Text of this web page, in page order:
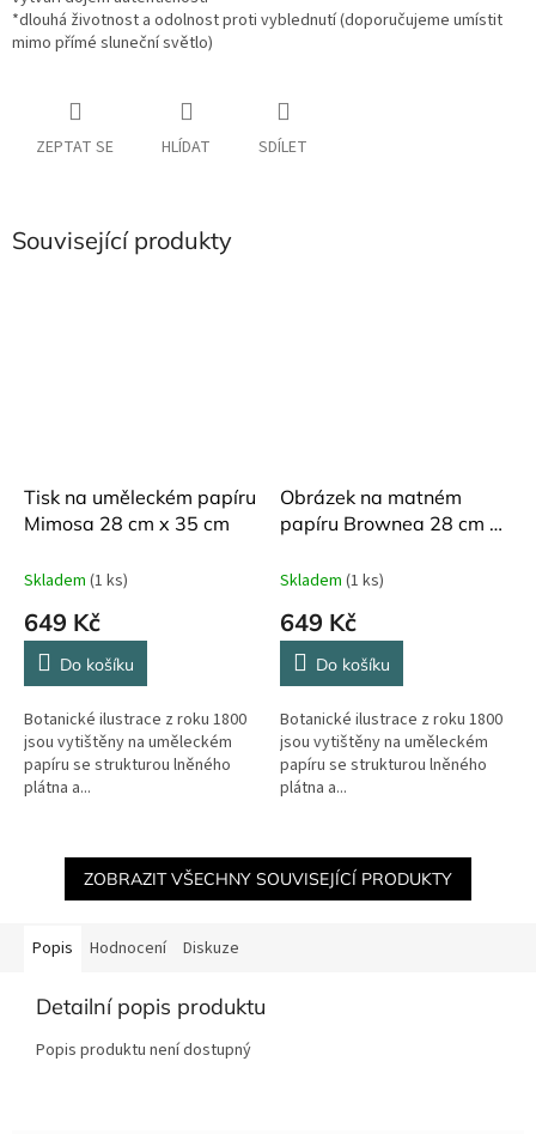
*dlouhá životnost a odolnost proti vyblednutí (doporučujeme umístit
mimo přímé sluneční světlo)
ZEPTAT SE HLÍDAT SDÍLET
Související produkty
Tisk na uměleckém papíru
Mimosa 28 cm x 35 cm
Skladem (1 ks)
649 Kč
Do košíku
Botanické ilustrace z roku 1800
jsou vytištěny na uměleckém
papíru se strukturou lněného
plátna a...
Obrázek na matném
papíru Brownea 28 cm x
Skladem (1 ks)
649 Kč
Do košíku
Botanické ilustrace z roku 1800
jsou vytištěny na uměleckém
papíru se strukturou lněného
plátna a...
ZOBRAZIT VŠECHNY SOUVISEJÍCÍ PRODUKTY
Popis Hodnocení Diskuze
Detailní popis produktu
Popis produktu není dostupný